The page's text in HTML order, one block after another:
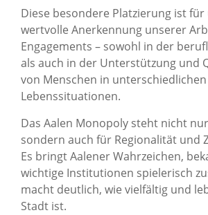
Diese besondere Platzierung ist für
wertvolle Anerkennung unserer
Engagements – sowohl in der
als auch in der Unterstützung und
von Menschen in unterschiedlichen
Lebenssituationen.
Das Aalen Monopoly steht nicht
sondern auch für Regionalität und
Es bringt Aalener Wahrzeichen,
wichtige Institutionen spielerisch
macht deutlich, wie vielfältig und
Stadt ist.